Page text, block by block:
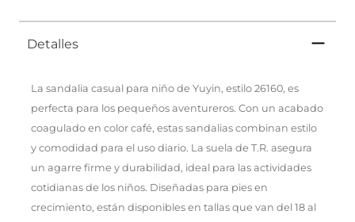
Detalles
La sandalia casual para niño de Yuyin, estilo 26160, es
perfecta para los pequeños aventureros. Con un acabado
coagulado en color café, estas sandalias combinan estilo
y comodidad para el uso diario. La suela de T.R. asegura
un agarre firme y durabilidad, ideal para las actividades
cotidianas de los niños. Diseñadas para pies en
crecimiento, están disponibles en tallas que van del 18 al